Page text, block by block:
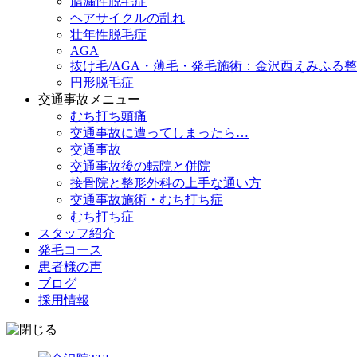
ヘアサイクルの乱れ
壮年性脱毛症
AGA
抜け毛/AGA・薄毛・発毛施術：金沢西えみふる
円形脱毛症
交通事故メニュー
むち打ち頭痛
交通事故に遭ってしまったら…
交通事故
交通事故後の転院と併院
接骨院と整形外科の上手な通い方
交通事故施術・むち打ち症
むち打ち症
スタッフ紹介
発毛コース
患者様の声
ブログ
採用情報